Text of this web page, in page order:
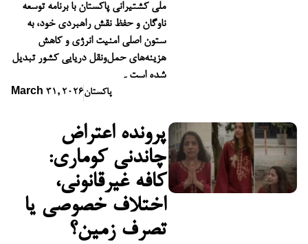
ملی کشتیرانی پاکستان با برنامه توسعه
ناوگان و حفظ نقش راهبردی خود، به
ستون اصلی امنیت انرژی و کاهش
هزینه‌های حمل‌ونقل دریایی کشور تبدیل
شده است۔
March 31, 2026پاکستان
پرونده اعتراض
چاندنی کوماری:
کافه غیرقانونی،
اختلاف خصوصی یا
تصرف زمین؟